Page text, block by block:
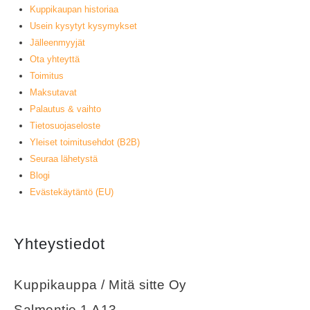
Kuppikaupan historiaa
Usein kysytyt kysymykset
Jälleenmyyjät
Ota yhteyttä
Toimitus
Maksutavat
Palautus & vaihto
Tietosuojaseloste
Yleiset toimitusehdot (B2B)
Seuraa lähetystä
Blogi
Evästekäytäntö (EU)
Yhteystiedot
Kuppikauppa / Mitä sitte Oy